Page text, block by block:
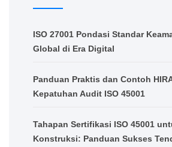
ISO 27001 Pondasi Standar
Global di Era Digital
Panduan Praktis dan Contoh
Kepatuhan Audit ISO 45001
Tahapan Sertifikasi ISO 45001
Konstruksi: Panduan Sukses